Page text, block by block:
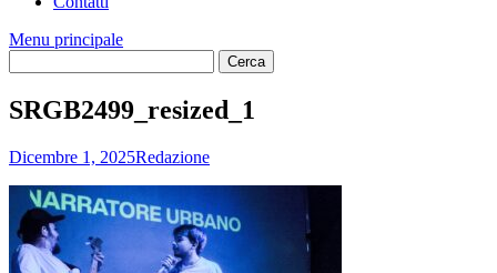
Menu principale
SRGB2499_resized_1
Dicembre 1, 2025Redazione